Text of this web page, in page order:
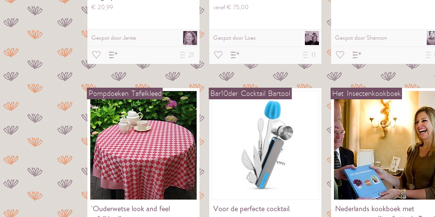
€ 20,99
Gespot doorJente
21
vanaf € 75,00
Gespot door Loes
11
Gespot door Shannon
Pompdoeken Tafelkleed
'Ouderwetse look and feel
Bar10der Cocktail Bartool
Voor de perfecte cocktail.
Het Insectenkookboek
Nederlands kookboek met